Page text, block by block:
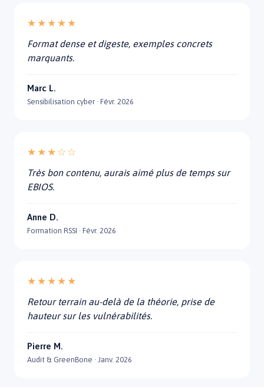
★★★★★
Format dense et digeste, exemples concrets
marquants.
Marc L.
Sensibilisation cyber · Févr. 2026
★★★☆☆
Très bon contenu, aurais aimé plus de temps sur
EBIOS.
Anne D.
Formation RSSI · Févr. 2026
★★★★★
Retour terrain au-delà de la théorie, prise de
hauteur sur les vulnérabilités.
Pierre M.
Audit & GreenBone · Janv. 2026